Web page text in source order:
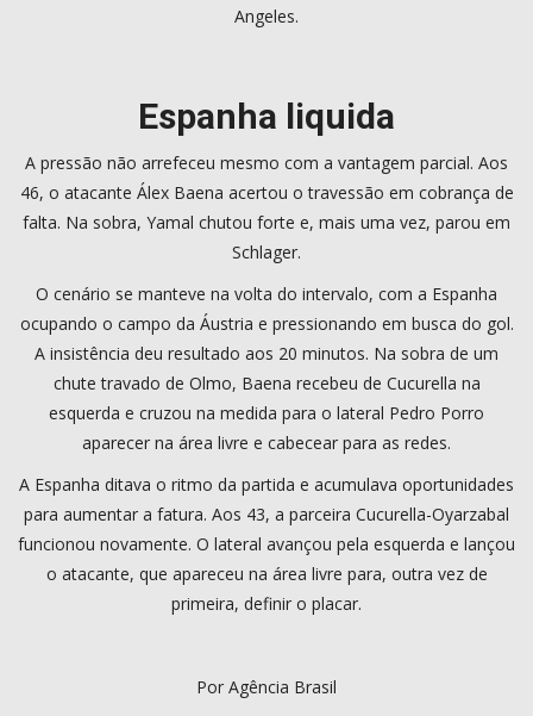
Angeles.
Espanha liquida
A pressão não arrefeceu mesmo com a vantagem parcial. Aos
46, o atacante Álex Baena acertou o travessão em cobrança de
falta. Na sobra, Yamal chutou forte e, mais uma vez, parou em
Schlager.
O cenário se manteve na volta do intervalo, com a Espanha
ocupando o campo da Áustria e pressionando em busca do gol.
A insistência deu resultado aos 20 minutos. Na sobra de um
chute travado de Olmo, Baena recebeu de Cucurella na
esquerda e cruzou na medida para o lateral Pedro Porro
aparecer na área livre e cabecear para as redes.
A Espanha ditava o ritmo da partida e acumulava oportunidades
para aumentar a fatura. Aos 43, a parceira Cucurella-Oyarzabal
funcionou novamente. O lateral avançou pela esquerda e lançou
o atacante, que apareceu na área livre para, outra vez de
primeira, definir o placar.
Por Agência Brasil